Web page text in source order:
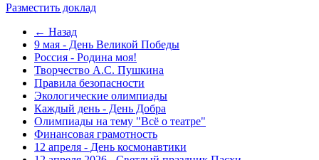
Разместить доклад
← Назад
9 мая - День Великой Победы
Россия - Родина моя!
Творчество А.С. Пушкина
Правила безопасности
Экологические олимпиады
Каждый день - День Добра
Олимпиады на тему "Всё о театре"
Финансовая грамотность
12 апреля - День космонавтики